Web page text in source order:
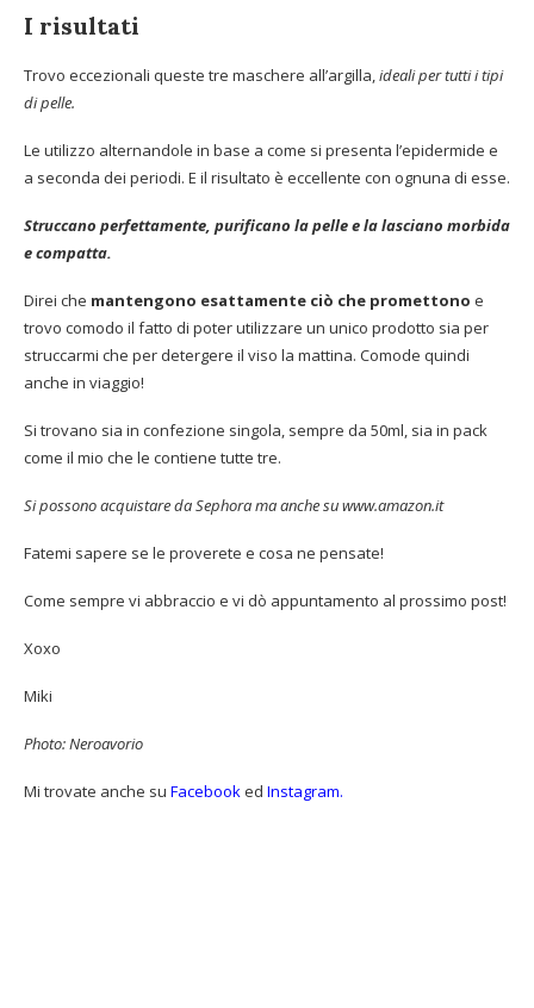
I risultati
Trovo eccezionali queste tre maschere all’argilla,ideali per tutti i tipi
di pelle.
Le utilizzo alternandole in base a come si presenta l’epidermide e
a seconda dei periodi. E il risultato è eccellente con ognuna di esse.
Struccano perfettamente, purificano la pelle e la lasciano morbida
e compatta.
Direi che mantengono esattamente ciò che promettono e
trovo comodo il fatto di poter utilizzare un unico prodotto sia per
struccarmi che per detergere il viso la mattina. Comode quindi
anche in viaggio!
Si trovano sia in confezione singola, sempre da 50ml, sia in pack
come il mio che le contiene tutte tre.
Si possono acquistare da Sephora ma anche su www.amazon.it
Fatemi sapere se le proverete e cosa ne pensate!
Come sempre vi abbraccio e vi dò appuntamento al prossimo post!
Xoxo
Miki
Photo: Neroavorio
Mi trovate anche su Facebooked Instagram.